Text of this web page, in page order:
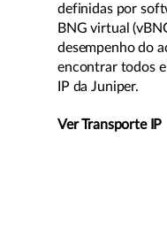
definidas por
BNG virtual
desempenho do
encontrar todos
IP da Juniper.
Ver Transporte IP